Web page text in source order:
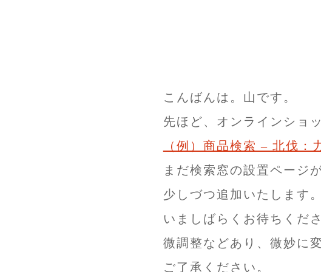
こんばんは。山です。
先ほど、オンラインショ
（例）商品検索 – 北伐：
まだ検索窓の設置ページ
少しづつ追加いたします。
いましばらくお待ちくださ
微調整などあり、微妙に
ご了承ください。